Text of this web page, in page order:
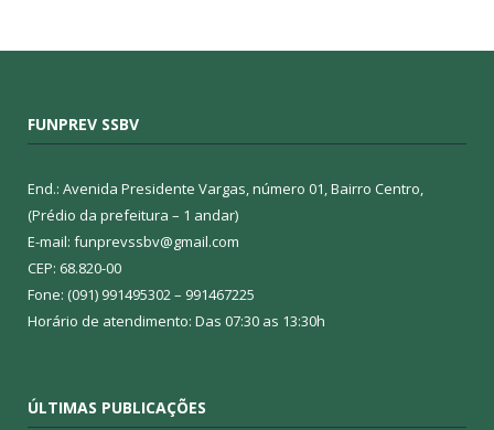
FUNPREV SSBV
End.: Avenida Presidente Vargas, número 01, Bairro Centro,
(Prédio da prefeitura – 1 andar)
E-mail: funprevssbv@gmail.com
CEP: 68.820-00
Fone: (091) 991495302 – 991467225
Horário de atendimento: Das 07:30 as 13:30h
ÚLTIMAS PUBLICAÇÕES